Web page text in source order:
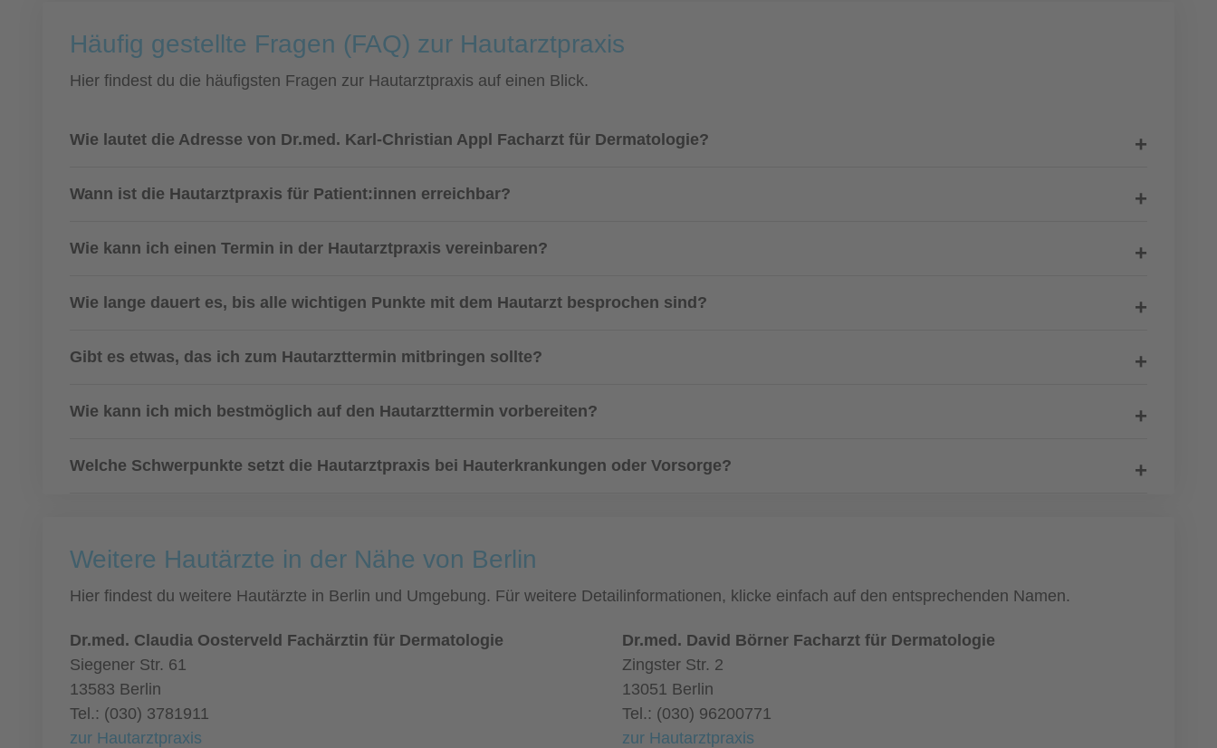
Häufig gestellte Fragen (FAQ) zur Hautarztpraxis
Hier findest du die häufigsten Fragen zur Hautarztpraxis auf einen Blick.
Wie lautet die Adresse von Dr.med. Karl-Christian Appl Facharzt für Dermatologie?
Wann ist die Hautarztpraxis für Patient:innen erreichbar?
Wie kann ich einen Termin in der Hautarztpraxis vereinbaren?
Wie lange dauert es, bis alle wichtigen Punkte mit dem Hautarzt besprochen sind?
Gibt es etwas, das ich zum Hautarzttermin mitbringen sollte?
Wie kann ich mich bestmöglich auf den Hautarzttermin vorbereiten?
Welche Schwerpunkte setzt die Hautarztpraxis bei Hauterkrankungen oder Vorsorge?
Weitere Hautärzte in der Nähe von Berlin
Hier findest du weitere Hautärzte in Berlin und Umgebung. Für weitere Detailinformationen, klicke einfach auf den entsprechenden Namen.
Dr.med. Claudia Oosterveld Fachärztin für Dermatologie
Siegener Str. 61
13583 Berlin
Tel.: (030) 3781911
zur Hautarztpraxis
Dr.med. David Börner Facharzt für Dermatologie
Zingster Str. 2
13051 Berlin
Tel.: (030) 96200771
zur Hautarztpraxis